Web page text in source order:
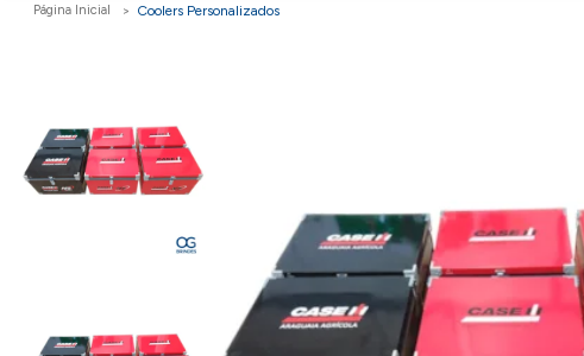
Coolers Personalizados